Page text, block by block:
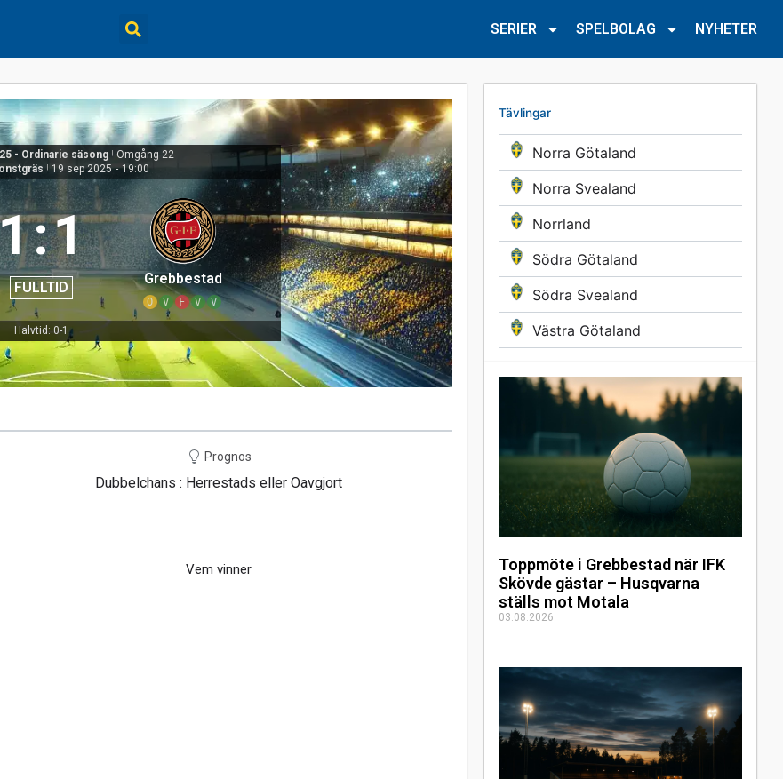
SERIER SPELBOLAG NYHETER
Tävlingar
Norra Götaland
Norra Svealand
Norrland
Södra Götaland
Södra Svealand
Västra Götaland
Toppmöte i Grebbestad när IFK
Skövde gästar – Husqvarna
ställs mot Motala
03.08.2026
- Ordinarie säsong | Omgång 22
| 19 sep 2025 - 19:00
:1
FULLTID Grebbestad
O V F V V
Halvtid: 0-1
Prognos
Dubbelchans : Herrestads eller Oavgjort
Vem vinner